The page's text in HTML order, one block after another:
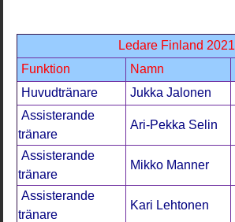
Ledare Finland 2021
Funktion
Namn
Huvudtränare
Jukka Jalonen
Assisterande
tränare
Ari-Pekka Selin
Assisterande
tränare
Mikko Manner
Assisterande
tränare
Kari Lehtonen